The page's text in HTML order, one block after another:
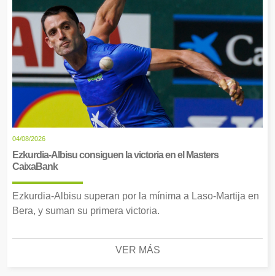
04/08/2026
Ezkurdia-Albisu consiguen la victoria en el Masters
CaixaBank
Ezkurdia-Albisu superan por la mínima a Laso-Martija en
Bera, y suman su primera victoria.
VER MÁS